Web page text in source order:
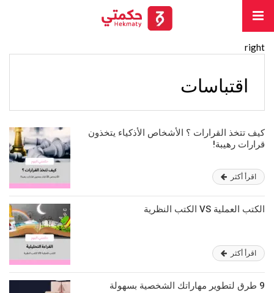
right
اقتباسات
كيف تتخذ القرارات ؟ الأشخاص الأذكياء يتخذون
قرارات رهيبة!
اقرأ أكثر
الكتب العملية VS الكتب النظرية
اقرأ أكثر
9 طرق لتطوير مهاراتك الشخصية بسهولة